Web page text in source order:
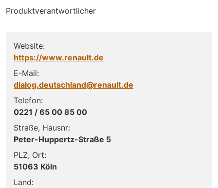
Produktverantwortlicher
Website:
https://www.renault.de
E-Mail:
dialog.deutschland@renault.de
Telefon:
0221 / 65 00 85 00
Straße, Hausnr:
Peter-Huppertz-Straße 5
PLZ, Ort:
51063 Köln
Land: